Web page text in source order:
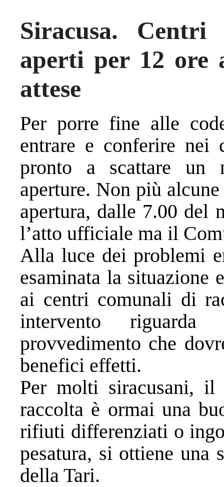
Siracusa.
aperti per 12 ore
attese
Per porre fine alle
entrare e conferire nei
pronto a scattare un
aperture. Non più
apertura, dalle 7.00 del
l’atto ufficiale ma il
Alla luce dei problemi
esaminata la situazione
ai centri comunali di
intervento riguarda
provvedimento che
benefici effetti.
Per molti siracusani,
raccolta è ormai una
rifiuti differenziati o
pesatura, si ottiene una
della Tari.